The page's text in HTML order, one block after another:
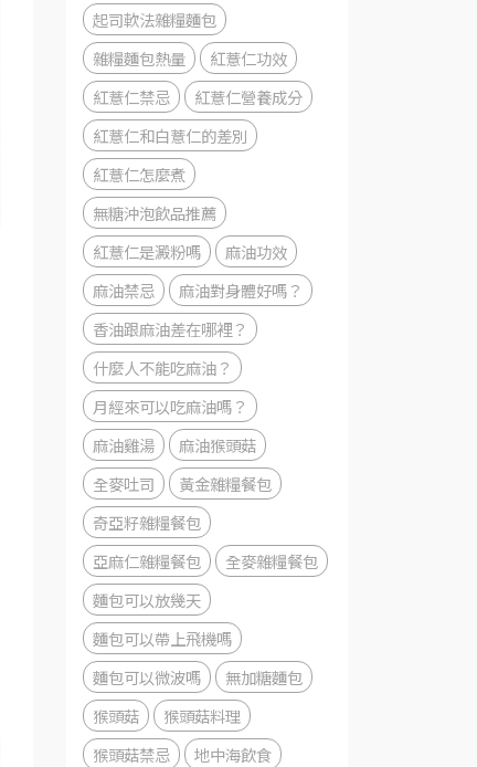
起司軟法雜糧麵包
雜糧麵包熱量
紅薏仁功效
紅薏仁禁忌
紅薏仁營養成分
紅薏仁和白薏仁的差別
紅薏仁怎麼煮
無糖沖泡飲品推薦
紅薏仁是澱粉嗎
麻油功效
麻油禁忌
麻油對身體好嗎？
香油跟麻油差在哪裡？
什麼人不能吃麻油？
月經來可以吃麻油嗎？
麻油雞湯
麻油猴頭菇
全麥吐司
黃金雜糧餐包
奇亞籽雜糧餐包
亞麻仁雜糧餐包
全麥雜糧餐包
麵包可以放幾天
麵包可以帶上飛機嗎
麵包可以微波嗎
無加糖麵包
猴頭菇
猴頭菇料理
猴頭菇禁忌
地中海飲食